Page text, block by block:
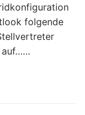
folgende
auf……